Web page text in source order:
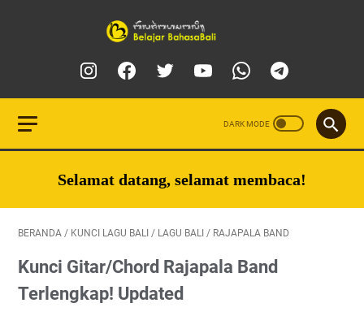
Selamat datang, selamat membaca!
BERANDA / KUNCI LAGU BALI / LAGU BALI / RAJAPALA BAND
Kunci Gitar/Chord Rajapala Band
Terlengkap! Updated